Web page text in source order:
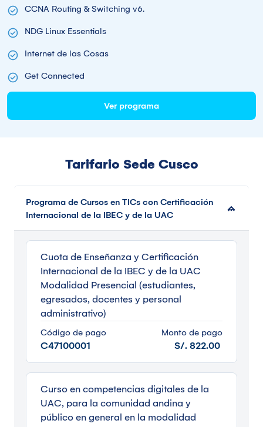
CCNA Routing & Switching v6.
NDG Linux Essentials
Internet de las Cosas
Get Connected
Ver programa
Tarifario Sede Cusco
Programa de Cursos en TICs con Certificación
Internacional de la IBEC y de la UAC
Cuota de Enseñanza y Certificación
Internacional de la IBEC y de la UAC
Modalidad Presencial (estudiantes,
egresados, docentes y personal
administrativo)
Código de pago
C47100001
Monto de pago
S/. 822.00
Curso en competencias digitales de la
UAC, para la comunidad andina y
público en general en la modalidad